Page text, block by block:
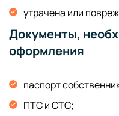
утрачена или
Документы,
оформления
паспорт
ПТС и СТС;